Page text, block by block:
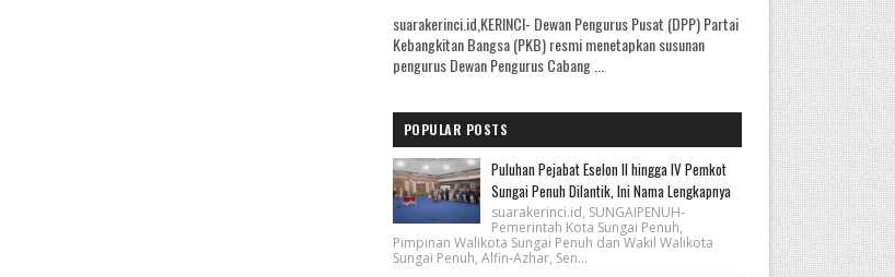
suarakerinci.id,KERINCI- Dewan Pengurus Pusat (DPP) Partai
Kebangkitan Bangsa (PKB) resmi menetapkan susunan
pengurus Dewan Pengurus Cabang ...
POPULAR POSTS
Puluhan Pejabat Eselon II hingga IV Pemkot
Sungai Penuh Dilantik, Ini Nama Lengkapnya
suarakerinci.id, SUNGAIPENUH-
Pemerintah Kota Sungai Penuh,
Pimpinan Walikota Sungai Penuh dan Wakil Walikota
Sungai Penuh, Alfin-Azhar, Sen...